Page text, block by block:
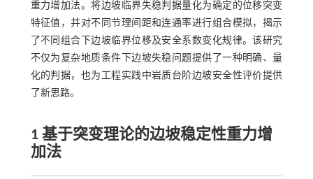
重力增加法。将边坡临界失稳判据量化为确定的位移突变
特征值，并对不同节理间距和连通率进行组合模拟，揭示
了不同组合下边坡临界位移及安全系数变化规律。该研究
不仅为复杂地质条件下边坡失稳问题提供了一种明确、量
化的判据，也为工程实践中岩质台阶边坡安全性评价提供
了新思路。
1 基于突变理论的边坡稳定性重力增
加法